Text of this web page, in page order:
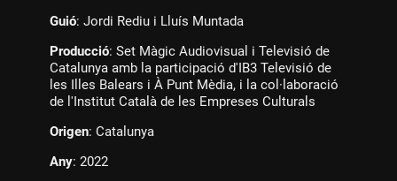
Guió: Jordi Rediu i Lluís Muntada
Producció: Set Màgic Audiovisual i Televisió de
Catalunya amb la participació d'IB3 Televisió de
les Illes Balears i À Punt Mèdia, i la col·laboració
de l'Institut Català de les Empreses Culturals
Origen: Catalunya
Any: 2022